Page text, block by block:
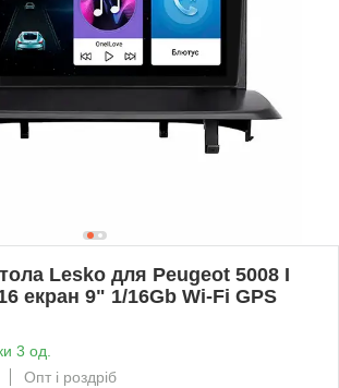
Lesko для Peugeot 5008 I
екран 9" 1/16Gb Wi-Fi GPS
3 од.
Опт і роздріб